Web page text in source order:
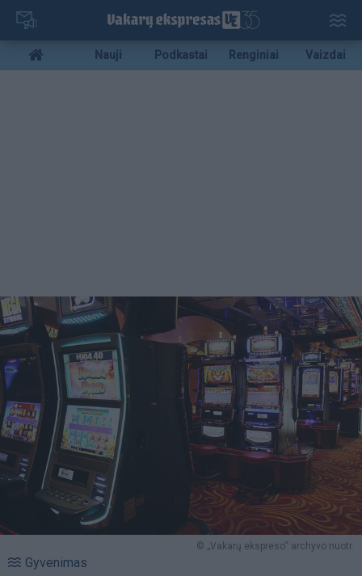
Pereiti
pagrindinį
turinį
Mobile
menu
Nauji Podkastai Renginiai Vaizdai
© „Vakarų ekspreso“ archyvo nuotr.
Gyvenimas